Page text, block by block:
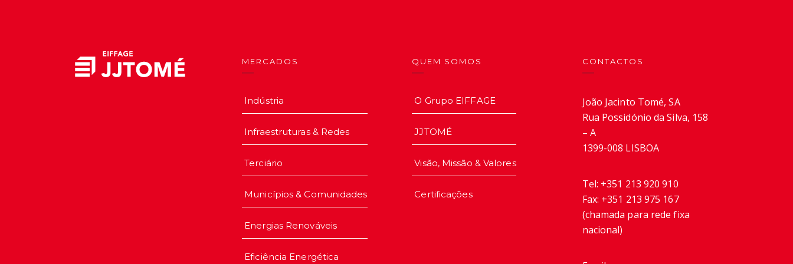
MERCADOS
Indústria
Infraestruturas & Redes
Terciário
Municípios & Comunidades
Energias Renováveis
Eficiência Energética
QUEM SOMOS
O Grupo EIFFAGE
JJTOMÉ
Visão, Missão & Valores
Certificações
CONTACTOS
João Jacinto Tomé, SA
Rua Possidónio da Silva, 158
– A
1399-008 LISBOA
Tel: +351 213 920 910
Fax: +351 213 975 167
(chamada para rede fixa
nacional)